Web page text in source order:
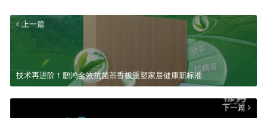
上一篇
技术再进阶！鹏鸿全效抗菌茶香板重塑家居健康新标准
下一篇